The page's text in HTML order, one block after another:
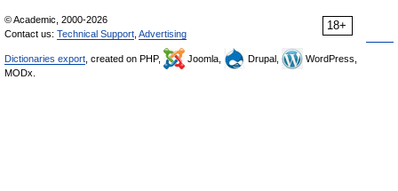
18+
© Academic, 2000-2026
Contact us: Technical Support Advertising
Dictionaries export , created on PHP, Joomla, Drupal,
WordPress,
MODx.